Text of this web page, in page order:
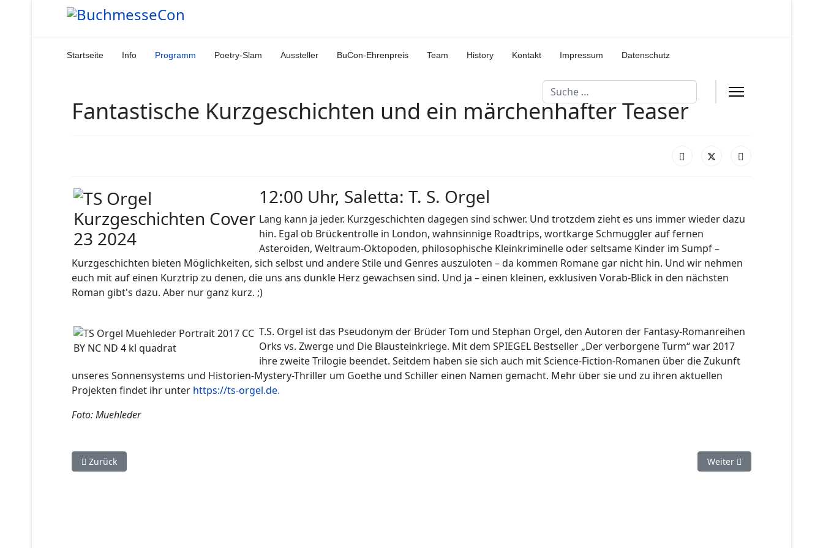
Startseite Info Programm Poetry-Slam Aussteller BuCon-Ehrenpreis Team History Kontakt Impressum Datenschutz
Suchen
Fantastische Kurzgeschichten und ein märchenhafter Teaser
12:00 Uhr, Saletta: T. S. Orgel
Lang kann ja jeder. Kurzgeschichten dagegen sind schwer. Und trotzdem zieht es uns immer wieder dazu
hin. Egal ob Brückentrolle in London, wahnsinnige Roadtrips, wortkarge Schmuggler auf fernen
Asteroiden, Weltraum-Oktopoden, philosophische Kleinkriminelle oder seltsame Kinder im Sumpf –
Kurzgeschichten bieten Möglichkeiten, sich selbst und andere Stile und Genres auszuloten – da kommen Romane gar nicht hin. Und wir nehmen
euch mit auf einen Kurztrip zu denen, die uns ans dunkle Herz gewachsen sind. Und ja – einen kleinen, exklusiven Vorab-Blick in den nächsten
Roman gibt's dazu. Aber nur ganz kurz. ;)
T.S. Orgel ist das Pseudonym der Brüder Tom und Stephan Orgel, den Autoren der Fantasy-Romanreihen
Orks vs. Zwerge und Die Blausteinkriege. Mit dem SPIEGEL Bestseller „Der verborgene Turm“ war 2017
ihre zweite Trilogie beendet. Seitdem haben sie sich auch mit Science-Fiction-Romanen über die Zukunft
unseres Sonnensystems und Historien-Mystery-Thriller um Goethe und Schiller einen Namen gemacht. Mehr über sie und zu ihren aktuellen
Projekten findet ihr unter https://ts-orgel.de.
Foto: Muehleder
Vorheriger Beitrag: Regina Kanyu Wang reading her latest stories available in German
Zurück Nächster Beitrag: PERRY
Weiter